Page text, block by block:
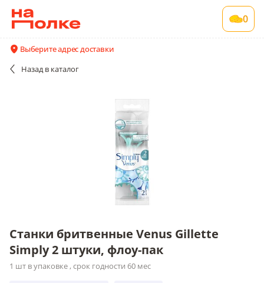
0
Выберите адрес доставки
Назад в каталог
Станки бритвенные Venus Gillette Simply 2
штуки, флоу-пак
Станки бритвенные Venus Gillette
Simply 2 штуки, флоу-пак
1 шт в упаковке , срок годности 60 мес